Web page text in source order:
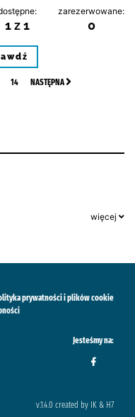
1 z 1
zarezerwowane:
0
14 NASTĘPNA
więcej
prywatności i plików cookie
Jesteśmy na:
v.1.4.0 created by IK & H7